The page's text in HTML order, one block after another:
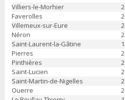
Villiers-le-Morhier
Faverolles
Villemeux-sur-Eure
Néron
Saint-Laurent-la-Gâtine
Pierres
Pinthières
Saint-Lucien
Saint-Martin-de-Nigelles
Ouerre